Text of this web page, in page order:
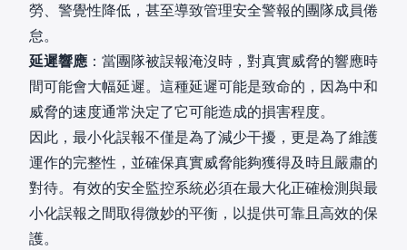
勞、警覺性降低，甚至導致管理安全警報的團隊成員倦
怠。
延遲響應 ：當團隊被誤報淹沒時，對真實威脅的響應時
間可能會大幅延遲。這種延遲可能是致命的，因為中和
威脅的速度通常決定了它可能造成的損害程度。
因此，最小化誤報不僅是為了減少干擾，更是為了維護
運作的完整性，並確保真實威脅能夠獲得及時且嚴肅的
對待。有效的安全監控系統必須在最大化正確檢測與最
小化誤報之間取得微妙的平衡，以提供可靠且高效的保
護。